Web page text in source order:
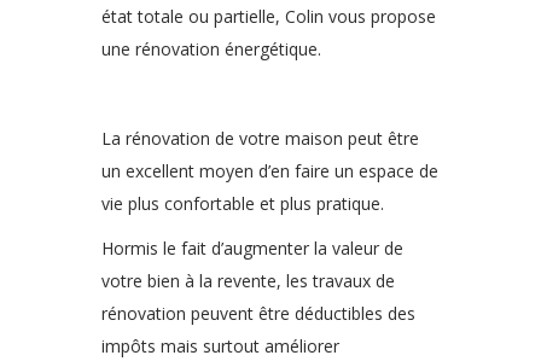
état totale ou partielle, Colin vous propose
une rénovation énergétique.
La rénovation de votre maison peut être
un excellent moyen d’en faire un espace de
vie plus confortable et plus pratique.
Hormis le fait d’augmenter la valeur de
votre bien à la revente, les travaux de
rénovation peuvent être déductibles des
impôts mais surtout améliorer